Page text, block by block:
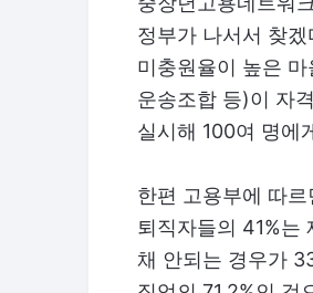
정부가 나서서 찾
미충원율이 높은
운송조합 등)이 자
실시해 100여 명에
한편 고용부에 따
퇴직자들의 41%는
채 안되는 경우가